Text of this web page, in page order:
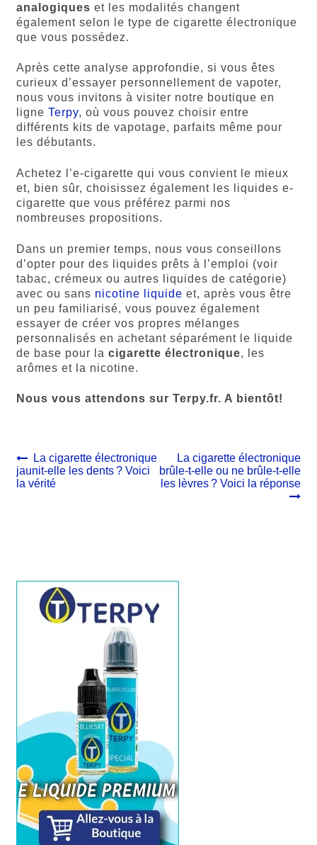
analogiques et les modalités changent
également selon le type de cigarette électronique
que vous possédez.
Après cette analyse approfondie, si vous êtes
curieux d’essayer personnellement de vapoter,
nous vous invitons à visiter notre boutique en
ligne Terpy, où vous pouvez choisir entre
différents kits de vapotage, parfaits même pour
les débutants.
Achetez l’e-cigarette qui vous convient le mieux
et, bien sûr, choisissez également les liquides e-
cigarette que vous préférez parmi nos
nombreuses propositions.
Dans un premier temps, nous vous conseillons
d’opter pour des liquides prêts à l’emploi (voir
tabac, crémeux ou autres liquides de catégorie)
avec ou sans nicotine liquide et, après vous être
un peu familiarisé, vous pouvez également
essayer de créer vos propres mélanges
personnalisés en achetant séparément le liquide
de base pour la cigarette électronique, les
arômes et la nicotine.
Nous vous attendons sur Terpy.fr. A bientôt!
Navigation
de
Article
précédent :
La cigarette électronique
jaunit-elle les dents ? Voici
la vérité
Article
suivant :
La cigarette électronique
brûle-t-elle ou ne brûle-t-elle
les lèvres ? Voici la réponse